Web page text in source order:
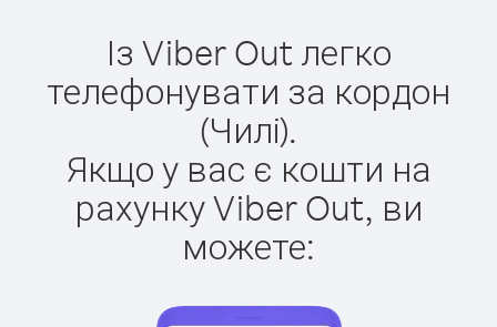
Із Viber Out легко
телефонувати за кордон
(Чилі).
Якщо у вас є кошти на
рахунку Viber Out, ви
можете: